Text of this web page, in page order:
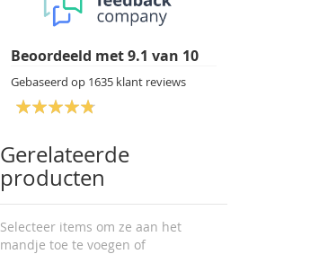
Beoordeeld met9.1 van 10
Gebaseerd op 1635 klant reviews
Gerelateerde
producten
Selecteer items om ze aan het
mandje toe te voegen of